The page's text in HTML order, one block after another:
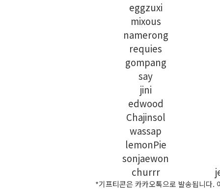
eggzuxi
mixous
namerong
requies
gompang
say
jini
edwood
Chajinsol
wassap
lemonPie
sonjaewon
churrr
*기프티콘은 카카오톡으로 발송됩니다.